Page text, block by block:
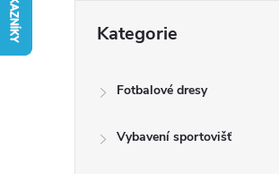
kategorie
Kategorie
Fotbalové dresy
Vybavení sportovišť